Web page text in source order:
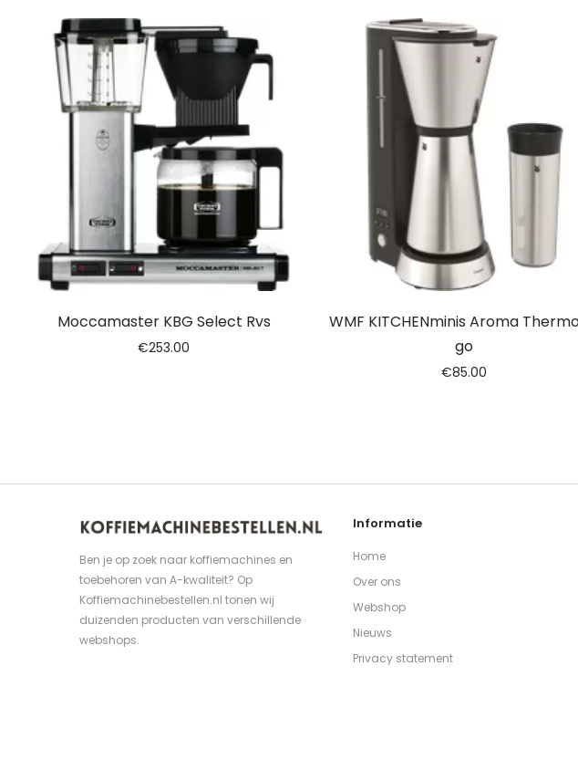
Moccamaster KBG Select Rvs
€253.00
WMF KITCHENminis Aroma
go
€85.00
Ben je op zoek naar koffiemachines en
toebehoren van A-kwaliteit? Op
Koffiemachinebestellen.nl tonen wij
duizenden producten van verschillende
webshops.
Informatie
Home
Over ons
Webshop
Nieuws
Privacy statement